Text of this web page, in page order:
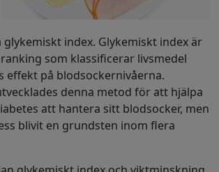
index. Glykemiskt index är
som klassificerar livsmedel
effekt på blodsockernivåerna.
denna metod för att hjälpa
att hantera sitt blodsocker, men
blivit en grundsten inom flera